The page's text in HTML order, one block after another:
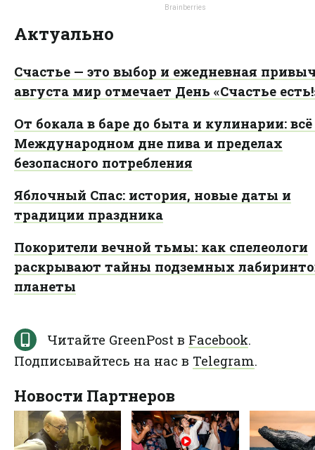
Актуально
Счастье — это выбор и ежедневная
августа мир отмечает День «Счастье
От бокала в баре до быта и кулинарии: всё
Международном дне пива и пределах
безопасного потребления
Яблочный Спас: история, новые даты и
традиции праздника
Покорители вечной тьмы: как спелеологи
раскрывают тайны подземных
планеты
Читайте GreenPost в Facebook.
Подписывайтесь на нас в Telegram.